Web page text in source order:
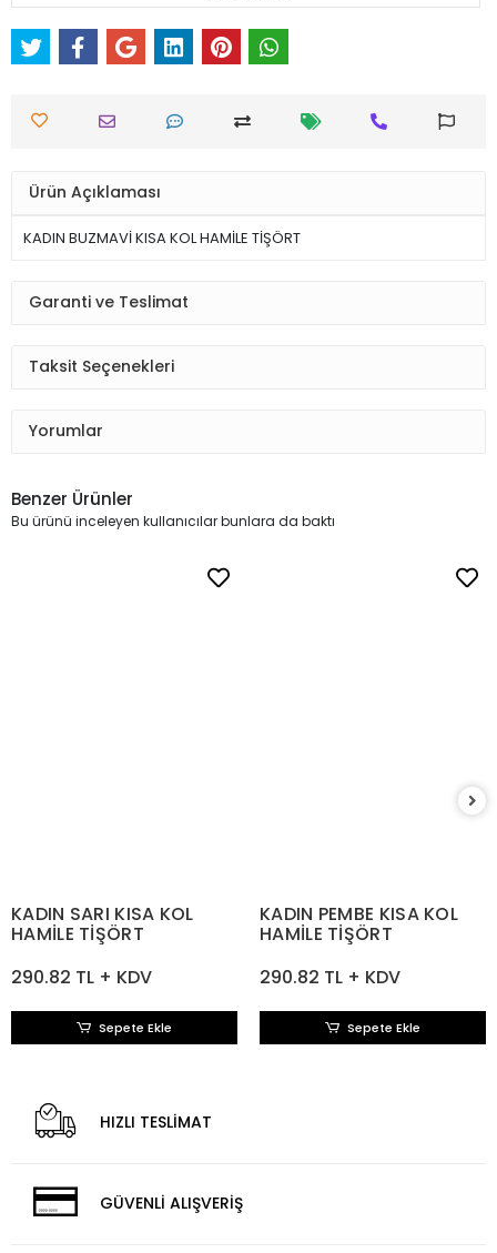
Ürün Açıklaması
KADIN BUZMAVİ KISA KOL HAMİLE TİŞÖRT
Garanti ve Teslimat
Taksit Seçenekleri
Yorumlar
Benzer Ürünler
Bu ürünü inceleyen kullanıcılar bunlara da baktı
KADIN SARI KISA KOL
HAMİLE TİŞÖRT
290.82 TL + KDV
Sepete Ekle
KADIN PEMBE KISA KOL
HAMİLE TİŞÖRT
290.82 TL + KDV
Sepete Ekle
HIZLI TESLİMAT
GÜVENLİ ALIŞVERİŞ